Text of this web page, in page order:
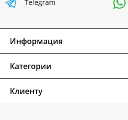
Telegram
Информация
Категории
Клиенту